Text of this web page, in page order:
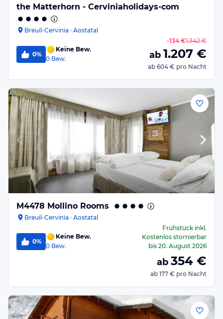
the Matterhorn - Cerviniaholidays-com
Breuil-Cervinia · Aostatal
0%
Keine Bew.
0 Bew.
-134 €1.342 €
ab 1.207 €
ab 604 € pro Nacht
M4478 Mollino Rooms
Breuil-Cervinia · Aostatal
0%
Keine Bew.
0 Bew.
Frühstückinkl.
Kostenlos stornierbar
bis 20. August 2026
ab 354 €
ab 177 € pro Nacht